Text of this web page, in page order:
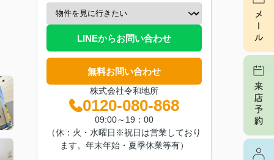
LINEからお問い合わせ
無料お問い合わせ
株式会社令和地所
0120-080-868
09:00～19：00
（休：火・水曜日※祝日は営業しており
ます。年末年始・夏季休業等有）